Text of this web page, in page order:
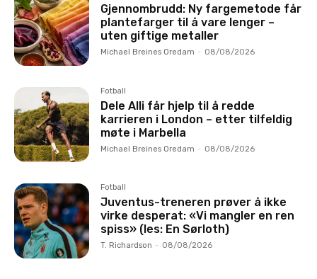
Gjennombrudd: Ny fargemetode får
plantefarger til å vare lenger –
uten giftige metaller
Michael Breines Oredam - 08/08/2026
Fotball
Dele Alli får hjelp til å redde
karrieren i London – etter tilfeldig
møte i Marbella
Michael Breines Oredam - 08/08/2026
Fotball
Juventus-treneren prøver å ikke
virke desperat: «Vi mangler en ren
spiss» (les: En Sørloth)
T. Richardson - 08/08/2026